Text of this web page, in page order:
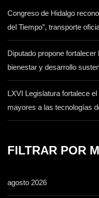
Congreso de Hidalgo
del Tiempo”, transporte
Diputado propone
bienestar y desarrollo
LXVI Legislatura fortalece
mayores a las tecnologías
FILTRAR POR
agosto 2026